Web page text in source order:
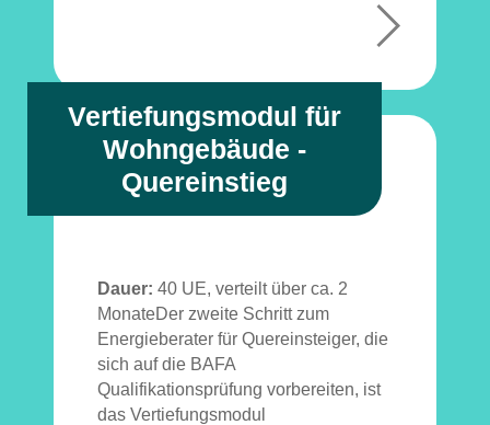
+
Vertiefungsmodul für
Wohngebäude -
Quereinstieg
Dauer: 40 UE, verteilt über ca. 2
MonateDer zweite Schritt zum
Energieberater für Quereinsteiger, die
sich auf die BAFA
Qualifikationsprüfung vorbereiten, ist
das Vertiefungsmodul